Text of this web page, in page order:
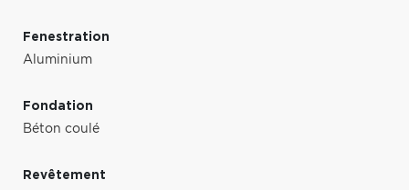
Fenestration
Aluminium
Fondation
Béton coulé
Revêtement